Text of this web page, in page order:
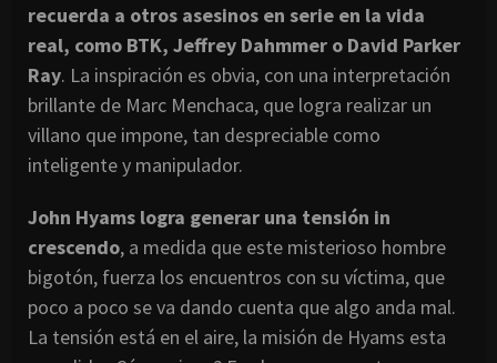
recuerda a otros asesinos en serie en la vida
real, como BTK, Jeffrey Dahmmer o David Parker
Ray. La inspiración es obvia, con una interpretación
brillante de Marc Menchaca, que logra realizar un
villano que impone, tan despreciable como
inteligente y manipulador.
John Hyams logra generar una tensión in
crescendo, a medida que este misterioso hombre
bigotón, fuerza los encuentros con su víctima, que
poco a poco se va dando cuenta que algo anda mal.
La tensión está en el aire, la misión de Hyams esta